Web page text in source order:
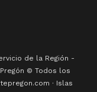
de la Región -
© Todos los
· Islas